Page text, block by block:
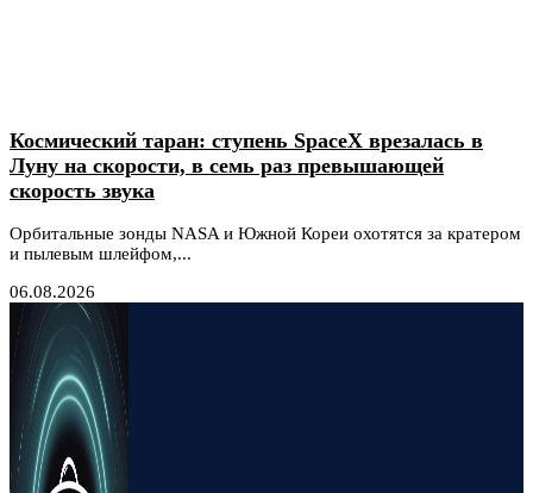
Космический таран: ступень SpaceX врезалась в
Луну на скорости, в семь раз превышающей
скорость звука
Орбитальные зонды NASA и Южной Кореи охотятся за кратером
и пылевым шлейфом,...
06.08.2026